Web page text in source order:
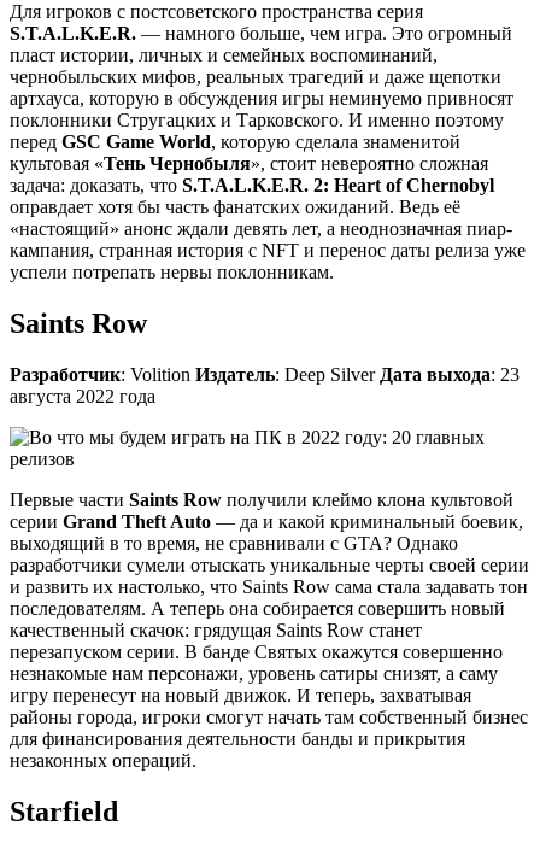
Для игроков с постсоветского пространства серия
S.T.A.L.K.E.R. — намного больше, чем игра. Это огромный
пласт истории, личных и семейных воспоминаний,
чернобыльских мифов, реальных трагедий и даже щепотки
артхауса, которую в обсуждения игры неминуемо привносят
поклонники Стругацких и Тарковского. И именно поэтому
перед GSC Game World, которую сделала знаменитой
культовая «Тень Чернобыля», стоит невероятно сложная
задача: доказать, что S.T.A.L.K.E.R. 2: Heart of Chernobyl
оправдает хотя бы часть фанатских ожиданий. Ведь её
«настоящий» анонс ждали девять лет, а неоднозначная пиар-
кампания, странная история с NFT и перенос даты релиза уже
успели потрепать нервы поклонникам.
Saints Row
Разработчик: Volition Издатель: Deep Silver Дата выхода: 23
августа 2022 года
Первые части Saints Row получили клеймо клона культовой
серии Grand Theft Auto — да и какой криминальный боевик,
выходящий в то время, не сравнивали с GTA? Однако
разработчики сумели отыскать уникальные черты своей серии
и развить их настолько, что Saints Row сама стала задавать тон
последователям. А теперь она собирается совершить новый
качественный скачок: грядущая Saints Row станет
перезапуском серии. В банде Святых окажутся совершенно
незнакомые нам персонажи, уровень сатиры снизят, а саму
игру перенесут на новый движок. И теперь, захватывая
районы города, игроки смогут начать там собственный бизнес
для финансирования деятельности банды и прикрытия
незаконных операций.
Starfield